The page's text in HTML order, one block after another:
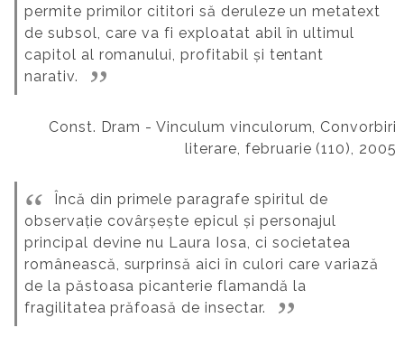
permite primilor cititori să deruleze un metatext
de subsol, care va fi exploatat abil în ultimul
capitol al romanului, profitabil și tentant
narativ.
Const. Dram - Vinculum vinculorum, Convorbiri
literare, februarie (110), 2005
Încă din primele paragrafe spiritul de
observație covârșește epicul și personajul
principal devine nu Laura Iosa, ci societatea
românească, surprinsă aici în culori care variază
de la păstoasa picanterie flamandă la
fragilitatea prăfoasă de insectar.